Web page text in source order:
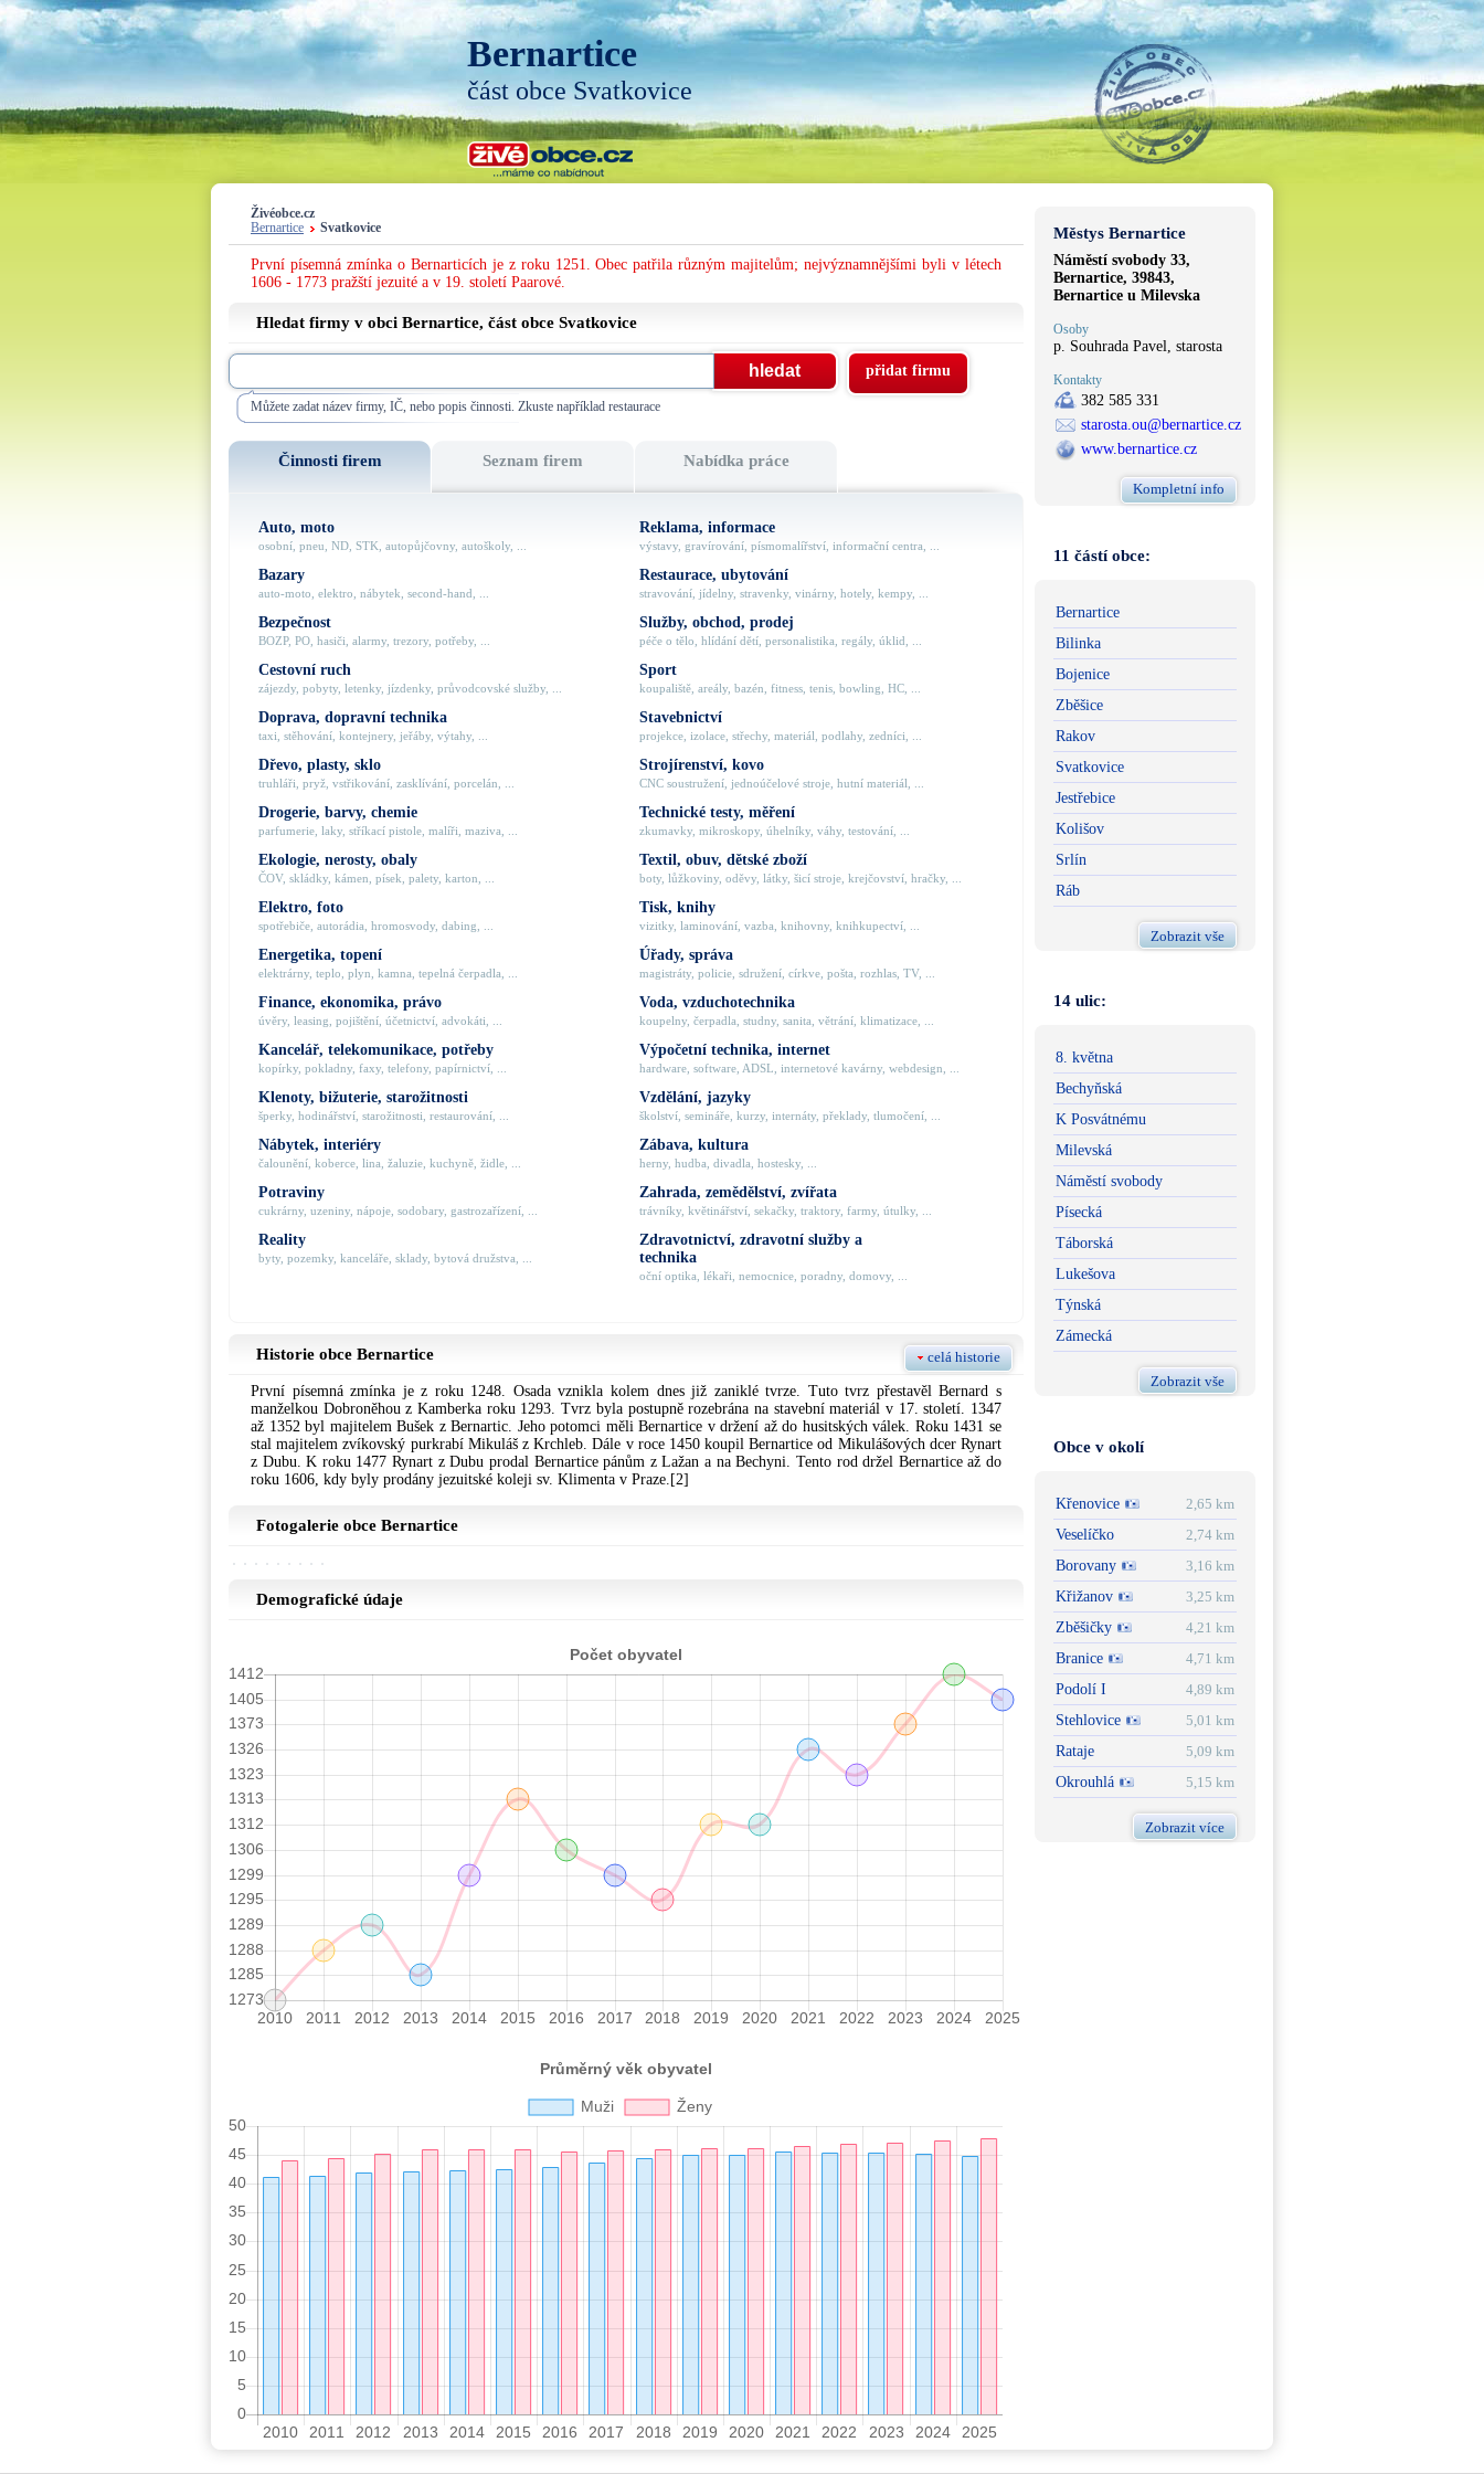
Bernartice
část obce Svatkovice
Živéobce.cz
Bernartice
Svatkovice
První písemná zmínka o Bernarticích je z roku 1251. Obec patřila různým majitelům; nejvýznamnějšími byli v létech
1606 - 1773 pražští jezuité a v 19. století Paarové.
Hledat firmy v obci Bernartice, část obce Svatkovice
Můžete zadat název firmy, IČ, nebo popis činnosti. Zkuste například restaurace
přidat firmu
Činnosti firem Seznam firem Nabídka práce
Auto, moto
osobní, pneu, ND, STK, autopůjčovny, autoškoly, ...
Bazary
auto-moto, elektro, nábytek, second-hand, ...
Bezpečnost
BOZP, PO, hasiči, alarmy, trezory, potřeby, ...
Cestovní ruch
zájezdy, pobyty, letenky, jízdenky, průvodcovské služby, ...
Doprava, dopravní technika
taxi, stěhování, kontejnery, jeřáby, výtahy, ...
Dřevo, plasty, sklo
truhláři, pryž, vstřikování, zasklívání, porcelán, ...
Drogerie, barvy, chemie
parfumerie, laky, stříkací pistole, malíři, maziva, ...
Ekologie, nerosty, obaly
ČOV, skládky, kámen, písek, palety, karton, ...
Elektro, foto
spotřebiče, autorádia, hromosvody, dabing, ...
Energetika, topení
elektrárny, teplo, plyn, kamna, tepelná čerpadla, ...
Finance, ekonomika, právo
úvěry, leasing, pojištění, účetnictví, advokáti, ...
Kancelář, telekomunikace, potřeby
kopírky, pokladny, faxy, telefony, papírnictví, ...
Klenoty, bižuterie, starožitnosti
šperky, hodinářství, starožitnosti, restaurování, ...
Nábytek, interiéry
čalounění, koberce, lina, žaluzie, kuchyně, židle, ...
Potraviny
cukrárny, uzeniny, nápoje, sodobary, gastrozařízení, ...
Reality
byty, pozemky, kanceláře, sklady, bytová družstva, ...
Reklama, informace
výstavy, gravírování, písmomalířství, informační centra, ...
Restaurace, ubytování
stravování, jídelny, stravenky, vinárny, hotely, kempy, ...
Služby, obchod, prodej
péče o tělo, hlídání dětí, personalistika, regály, úklid, ...
Sport
koupaliště, areály, bazén, fitness, tenis, bowling, HC, ...
Stavebnictví
projekce, izolace, střechy, materiál, podlahy, zedníci, ...
Strojírenství, kovo
CNC soustružení, jednoúčelové stroje, hutní materiál, ...
Technické testy, měření
zkumavky, mikroskopy, úhelníky, váhy, testování, ...
Textil, obuv, dětské zboží
boty, lůžkoviny, oděvy, látky, šicí stroje, krejčovství, hračky, ...
Tisk, knihy
vizitky, laminování, vazba, knihovny, knihkupectví, ...
Úřady, správa
magistráty, policie, sdružení, církve, pošta, rozhlas, TV, ...
Voda, vzduchotechnika
koupelny, čerpadla, studny, sanita, větrání, klimatizace, ...
Výpočetní technika, internet
hardware, software, ADSL, internetové kavárny, webdesign, ...
Vzdělání, jazyky
školství, semináře, kurzy, internáty, překlady, tlumočení, ...
Zábava, kultura
herny, hudba, divadla, hostesky, ...
Zahrada, zemědělství, zvířata
trávníky, květinářství, sekačky, traktory, farmy, útulky, ...
Zdravotnictví, zdravotní služby a
technika
oční optika, lékaři, nemocnice, poradny, domovy, ...
Historie obce Bernartice celá historie
První písemná zmínka je z roku 1248. Osada vznikla kolem dnes již zaniklé tvrze. Tuto tvrz přestavěl Bernard s
manželkou Dobroněhou z Kamberka roku 1293. Tvrz byla postupně rozebrána na stavební materiál v 17. století. 1347
až 1352 byl majitelem Bušek z Bernartic. Jeho potomci měli Bernartice v držení až do husitských válek. Roku 1431 se
stal majitelem zvíkovský purkrabí Mikuláš z Krchleb. Dále v roce 1450 koupil Bernartice od Mikulášových dcer Rynart
z Dubu. K roku 1477 Rynart z Dubu prodal Bernartice pánům z Lažan a na Bechyni. Tento rod držel Bernartice až do
roku 1606, kdy byly prodány jezuitské koleji sv. Klimenta v Praze.[2]
Fotogalerie obce Bernartice
Demografické údaje
Městys Bernartice
Náměstí svobody 33,
Bernartice, 39843,
Bernartice u Milevska
Osoby
p. Souhrada Pavel, starosta
Kontakty
382 585 331
starosta.ou@bernartice.cz
www.bernartice.cz
Kompletní info
11 částí obce:
Bernartice
Bilinka
Bojenice
Zběšice
Rakov
Svatkovice
Jestřebice
Kolišov
Srlín
Ráb
Zobrazit vše
14 ulic:
8. května
Bechyňská
K Posvátnému
Milevská
Náměstí svobody
Písecká
Táborská
Lukešova
Týnská
Zámecká
Zobrazit vše
Obce v okolí
Křenovice
2,65 km
Veselíčko
2,74 km
Borovany
3,16 km
Křižanov
3,25 km
Zběšičky
4,21 km
Branice
4,71 km
Podolí I
4,89 km
Stehlovice
5,01 km
Rataje
5,09 km
Okrouhlá
5,15 km
Zobrazit více